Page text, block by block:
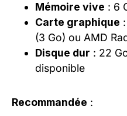
Mémoire vive : 6
Carte graphique
(3 Go) ou AMD
Disque dur : 22
disponible
Recommandée :